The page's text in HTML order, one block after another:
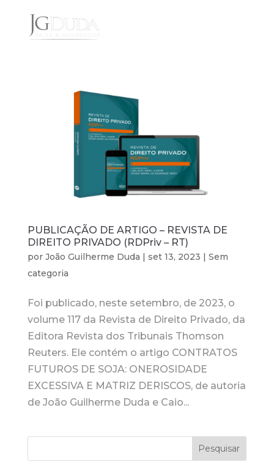
PUBLICAÇÃO DE ARTIGO – REVISTA DE
DIREITO PRIVADO (RDPriv – RT)
por João Guilherme Duda set 13, 2023
Sem
categoria
Foi publicado, neste setembro, de 2023, o
volume 117 da Revista de Direito Privado, da
Editora Revista dos Tribunais Thomson
Reuters. Ele contém o artigo CONTRATOS
FUTUROS DE SOJA: ONEROSIDADE
EXCESSIVA E MATRIZ DERISCOS, de autoria
de João Guilherme Duda e Caio...
Pesquisar